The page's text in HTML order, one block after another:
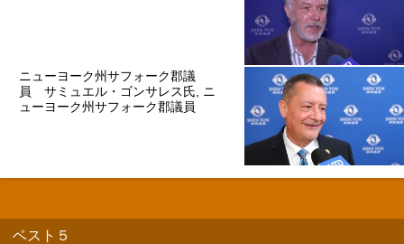
ニューヨーク州サフォーク郡議
員 サミュエル・ゴンサレス氏, ニ
ューヨーク州サフォーク郡議員
ベスト５